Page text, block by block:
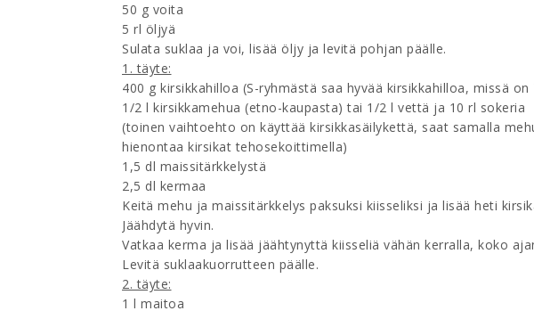
50 g voita
5 rl öljyä
Sulata suklaa ja voi, lisää öljy ja levitä pohjan päälle.
1. täyte:
400 g kirsikkahilloa (S-ryhmästä saa hyvää kirsikkahilloa, missä on
1/2 l kirsikkamehua (etno-kaupasta) tai 1/2 l vettä ja 10 rl sokeria
(toinen vaihtoehto on käyttää kirsikkasäilykettä, saat samalla
hienontaa kirsikat tehosekoittimella)
1,5 dl maissitärkkelystä
2,5 dl kermaa
Keitä mehu ja maissitärkkelys paksuksi kiisseliksi ja lisää heti
Jäähdytä hyvin.
Vatkaa kerma ja lisää jäähtynyttä kiisseliä vähän kerralla, koko
Levitä suklaakuorrutteen päälle.
2. täyte:
1 l maitoa